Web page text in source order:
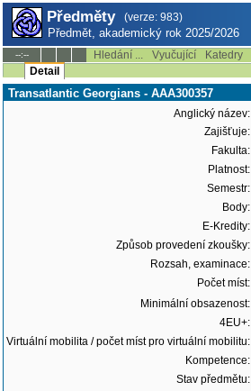
Předměty (verze: 983)
Předmět, akademický rok 2025/2026
--:-- Hledání ... Vyučující Katedry
Detail
Transatlantic Georgians - AAA300357
Anglický název:
Zajišťuje:
Fakulta:
Platnost:
Semestr:
Body:
E-Kredity:
Způsob provedení zkoušky:
Rozsah, examinace:
Počet míst:
Minimální obsazenost:
4EU+:
Virtuální mobilita / počet míst pro virtuální mobilitu:
Kompetence:
Stav předmětu: